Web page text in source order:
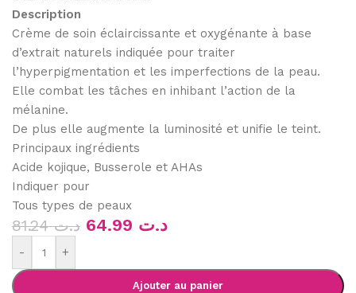
Description
Crème de soin éclaircissante et oxygénante à base
d’extrait naturels indiquée pour traiter
l’hyperpigmentation et les imperfections de la peau.
Elle combat les tâches en inhibant l’action de la
mélanine.
De plus elle augmente la luminosité et unifie le teint.
Principaux ingrédients
Acide kojique, Busserole et AHAs
Indiquer pour
Tous types de peaux
د.ت81.24 د.ت
- +
Ajouter au panier